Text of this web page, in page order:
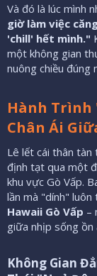
Và đó là lúc mình
giờ làm việc
'chill' hết mình."
một không gian
nuông chiều đúng
Hành Trình
Chân Ái
Lê lết cái thân
định tạt qua một
khu vực Gò Vấp.
lần mà "dính" luôn
Hawaii Gò Vấp –
giữa nhịp sống ồn
Không Gian